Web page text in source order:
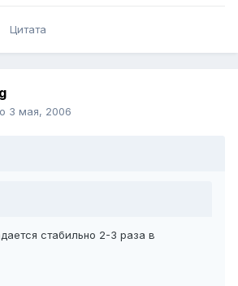
Цитата
3 мая, 2006
стабильно 2-3 раза в